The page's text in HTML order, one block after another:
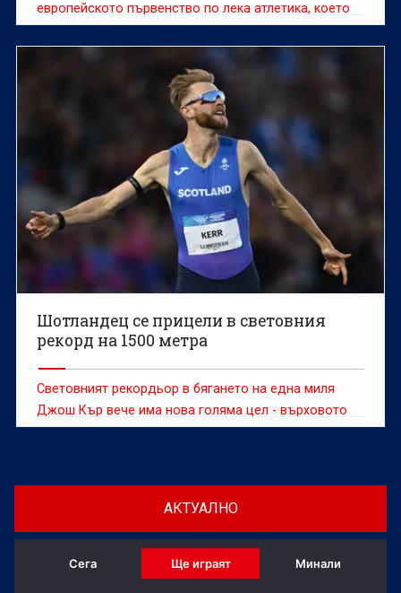
европейското първенство по лека атлетика, което
започва на 10 август в Бирмингам (Вбр).
Шотландец се прицели в световния
рекорд на 1500 метра
Световният рекордьор в бягането на една миля
Джош Кър вече има нова голяма цел - върховото
постижение на 1500 метра.
АКТУАЛНО
Сега Ще играят Минали